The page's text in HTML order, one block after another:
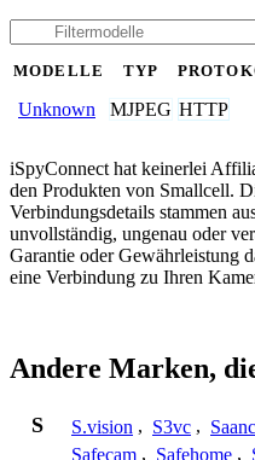
MODELLE TYP
Unknown MJPEG HTTP
iSpyConnect hat keinerlei
den Produkten von Smallcell.
Verbindungsdetails stammen
unvollständig, ungenau oder
Garantie oder Gewährleistung
eine Verbindung zu Ihren
Andere Marken,
S S.vision , S3vc ,
Safecam , Safehome ,